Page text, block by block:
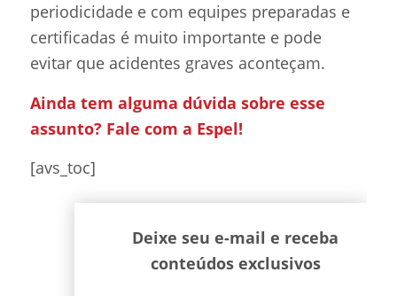
periodicidade e com equipes preparadas e
certificadas é muito importante e pode
evitar que acidentes graves aconteçam.
Ainda tem alguma dúvida sobre esse
assunto? Fale com a Espel!
[avs_toc]
Deixe seu e-mail e receba
conteúdos exclusivos